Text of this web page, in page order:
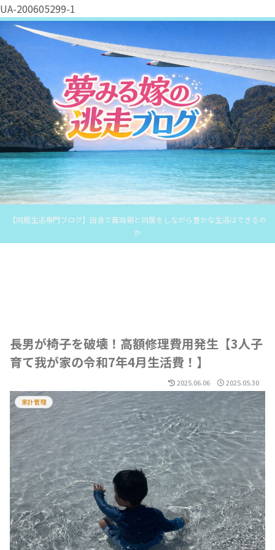
UA-200605299-1
【同居生活専門ブログ】田舎で義両親と同居をしながら豊かな生活はできるの
か
長男が椅子を破壊！高額修理費用発生【3人子
育て我が家の令和7年4月生活費！】
2025.06.06 2025.05.30
家計管理